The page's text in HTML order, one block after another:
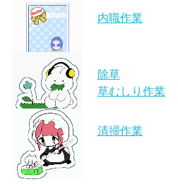
内職作業
除草
草むしり作業
清掃作業